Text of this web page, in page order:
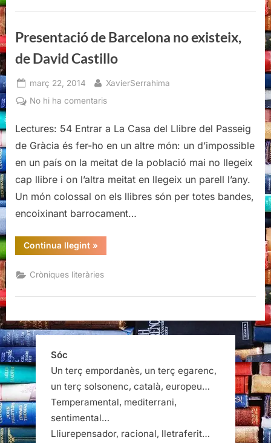
David
Presentació de Barcelona no existeix,
de David Castillo
Posted
on
març 22, 2014 By
XavierSerrahima
No hi ha comentarisa
de
Barcelona
existeix,
de
David
Castillo
Lectures: 54 Entrar a La Casa del Llibre del Passeig
de Gràcia és fer-ho en un altre món: un d’impossible
en un país on la meitat de la població mai no llegeix
cap llibre i on l’altra meitat en llegeix un parell l’any.
Un món colossal on els llibres són per totes bandes,
encoixinant barrocament…
Continua llegint“Presentació
de
no
existeix,
David
»
Cròniques literàries
Sóc
Un terç empordanès, un terç egarenc,
un terç solsonenc, català, europeu…
Temperamental, mediterrani,
sentimental…
Lliurepensador, racional, lletraferit…